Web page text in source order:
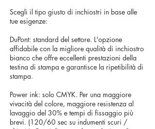
Scegli il tipo giusto di inchiostri in base alle
tue esigenze:
DuPont: standard del settore. L'opzione
affidabile con la migliore qualità di inchiostro
bianco che offre eccellenti prestazioni della
testina di stampa e garantisce la ripetibilità di
stampa.
Power ink: solo CMYK. Per una maggiore
vivacità del colore, maggiore resistenza al
lavaggio del 30% e tempi di fissaggio più
brevi. (120/60 sec su indumenti scuri /